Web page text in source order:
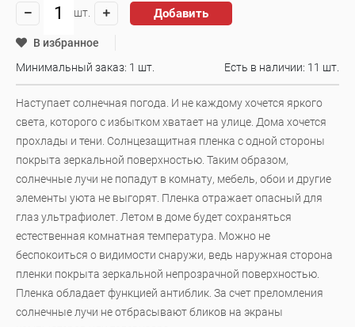
шт. Добавить
В избранное
Минимальный заказ: 1 шт.
Есть в наличии: 11 шт.
Наступает солнечная погода. И не каждому хочется яркого
света, которого с избытком хватает на улице. Дома хочется
прохлады и тени. Солнцезащитная пленка с одной стороны
покрыта зеркальной поверхностью. Таким образом,
солнечные лучи не попадут в комнату, мебель, обои и другие
элементы уюта не выгорят. Пленка отражает опасный для
глаз ультрафиолет. Летом в доме будет сохраняться
естественная комнатная температура. Можно не
беспокоиться о видимости снаружи, ведь наружная сторона
пленки покрыта зеркальной непрозрачной поверхностью.
Пленка обладает функцией антиблик. За счет преломления
солнечные лучи не отбрасывают бликов на экраны